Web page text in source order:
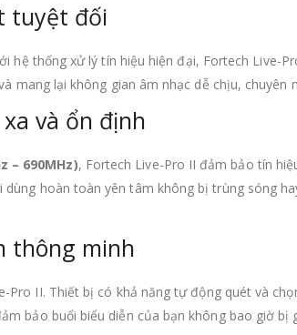
tuyệt đối
hệ thống xử lý tín hiệu hiện đại, Fortech Live-
mang lại không gian âm nhạc dễ chịu, chuyên
và ổn định
– 690MHz), Fortech Live-Pro II đảm bảo tín
dùng hoàn toàn yên tâm không bị trùng sóng
thông minh
II. Thiết bị có khả năng tự động quét và
bảo buổi biểu diễn của bạn không bao giờ bị